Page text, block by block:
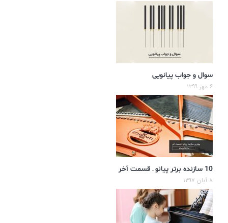
سوال و جواب پیانویی
۶ مهر ۱۳۹۹
10 سازنده برتر پیانو – قسمت آخر
۸ آبان ۱۳۹۷